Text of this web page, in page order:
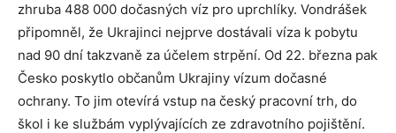
zhruba 488 000 dočasných víz pro uprchlíky. Vondrášek
připomněl, že Ukrajinci nejprve dostávali víza k pobytu
nad 90 dní takzvaně za účelem strpění. Od 22. března pak
Česko poskytlo občanům Ukrajiny vízum dočasné
ochrany. To jim otevírá vstup na český pracovní trh, do
škol i ke službám vyplývajících ze zdravotního pojištění.